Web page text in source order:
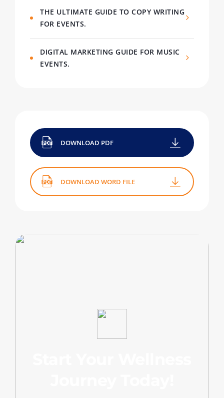
THE ULTIMATE GUIDE TO COPY WRITING
FOR EVENTS.
DIGITAL MARKETING GUIDE FOR MUSIC
EVENTS.
DOWNLOAD PDF
DOWNLOAD WORD FILE